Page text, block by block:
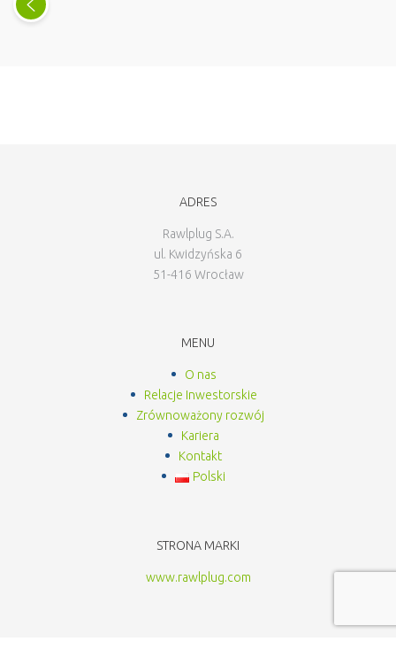
ADRES
Rawlplug S.A.
ul. Kwidzyńska 6
51-416 Wrocław
MENU
O nas
Relacje Inwestorskie
Zrównoważony rozwój
Kariera
Kontakt
Polski
STRONA MARKI
www.rawlplug.com